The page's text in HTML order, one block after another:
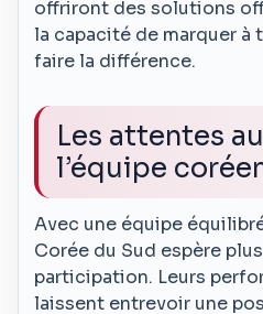
offriront des solutions
la capacité de marquer
faire la différence.
Les attentes
l’équipe
Avec une équipe
Corée du Sud espère
participation. Leurs
laissent entrevoir une